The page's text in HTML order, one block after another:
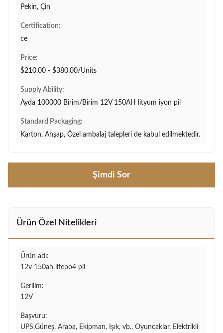
Pekin, Çin
Certification:
ce
Price:
$210.00 - $380.00/Units
Supply Ability:
Ayda 100000 Birim/Birim 12V 150AH lityum iyon pil
Standard Packaging:
Karton, Ahşap, Özel ambalaj talepleri de kabul edilmektedir.
Şimdi Sor
Ürün Özel Nitelikleri
Ürün adı:
12v 150ah lifepo4 pil
Gerilim:
12V
Başvuru:
UPS,Güneş, Araba, Ekipman, Işık, vb., Oyuncaklar, Elektrikli